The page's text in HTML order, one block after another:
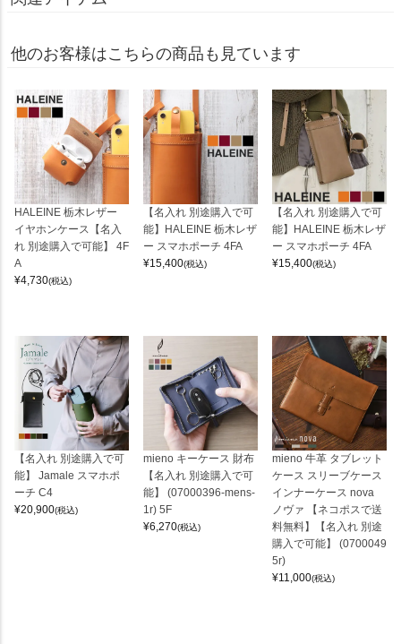
他のお客様はこちらの商品も見ています
HALEINE 栃木レザー
イヤホンケース【名入
れ 別途購入で可能】 4F
A
¥4,730(税込)
【名入れ 別途購入で可
能】HALEINE 栃木レザ
ー スマホポーチ 4FA
¥15,400(税込)
【名入れ 別途購入で可
能】HALEINE 栃木レザ
ー スマホポーチ 4FA
¥15,400(税込)
【名入れ 別途購入で可
能】 Jamale スマホポ
ーチ C4
¥20,900(税込)
mieno キーケース 財布
【名入れ 別途購入で可
能】 (07000396-mens-
1r) 5F
¥6,270(税込)
mieno 牛革 タブレット
ケース スリーブケース
インナーケース nova
ノヴァ 【ネコポスで送
料無料】【名入れ 別途
購入で可能】 (0700049
5r)
¥11,000(税込)